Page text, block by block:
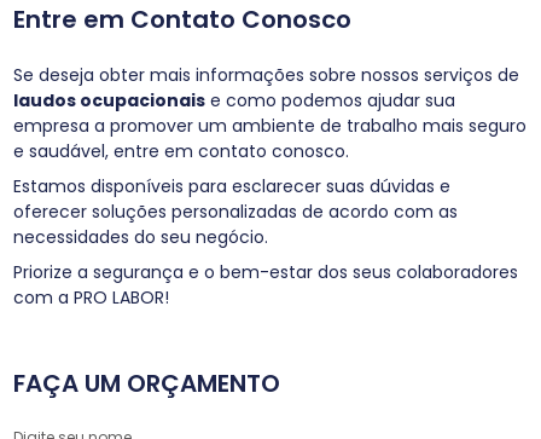
Entre em Contato Conosco
Se deseja obter mais informações sobre nossos serviços de
laudos ocupacionais e como podemos ajudar sua
empresa a promover um ambiente de trabalho mais seguro
e saudável, entre em contato conosco.
Estamos disponíveis para esclarecer suas dúvidas e
oferecer soluções personalizadas de acordo com as
necessidades do seu negócio.
Priorize a segurança e o bem-estar dos seus colaboradores
com a PRO LABOR!
FAÇA UM ORÇAMENTO